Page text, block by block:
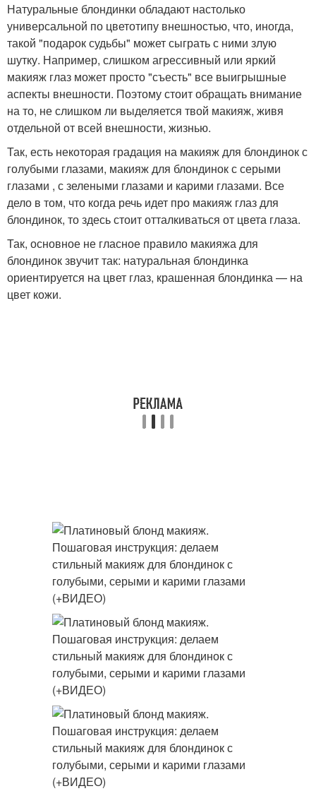
Натуральные блондинки обладают настолько
универсальной по цветотипу внешностью, что, иногда,
такой "подарок судьбы" может сыграть с ними злую
шутку. Например, слишком агрессивный или яркий
макияж глаз может просто "съесть" все выигрышные
аспекты внешности. Поэтому стоит обращать внимание
на то, не слишком ли выделяется твой макияж, живя
отдельной от всей внешности, жизнью.
Так, есть некоторая градация на макияж для блондинок с
голубыми глазами, макияж для блондинок с серыми
глазами , с зелеными глазами и карими глазами. Все
дело в том, что когда речь идет про макияж глаз для
блондинок, то здесь стоит отталкиваться от цвета глаза.
Так, основное не гласное правило макияжа для
блондинок звучит так: натуральная блондинка
ориентируется на цвет глаз, крашенная блондинка — на
цвет кожи.